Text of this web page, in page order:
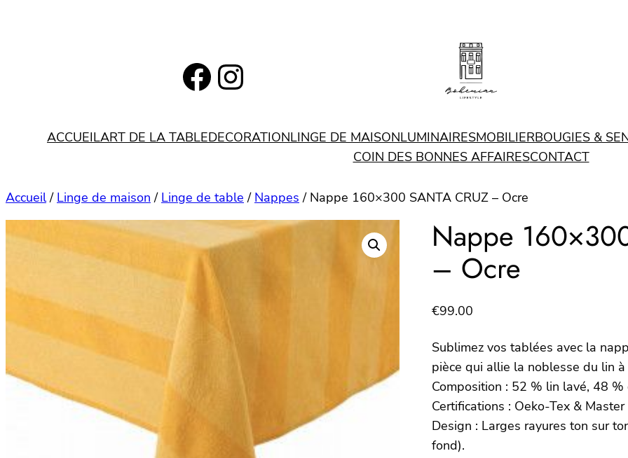
https://www.facebook.com/bohemianlifestyle.be Instagram
ACCUEILART DE LA TABLEDECORATIONLINGE DE MAISONLUMINAIRESMOBILIERBOUGIES &
COIN DES BONNES AFFAIRESCONTACT
Accueil/ Linge de maison / Linge de table / Nappes / Nappe 160×300 SANTA CRUZ – Ocre
Nappe
– Ocre
€99.00
Sublimez vos tablées avec la
pièce qui allie la noblesse du lin
Composition : 52 % lin lavé, 48 %
Certifications : Oeko-Tex &
Design : Larges rayures ton sur
fond).